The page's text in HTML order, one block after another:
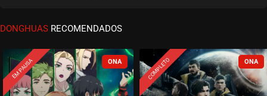
ASSISTIDO
EPISÓDIO 36
EPISÓDIO 35
setembro 27, 2020
DONGHUAS RECOMENDADOS
EM PAUSA COMPLETO